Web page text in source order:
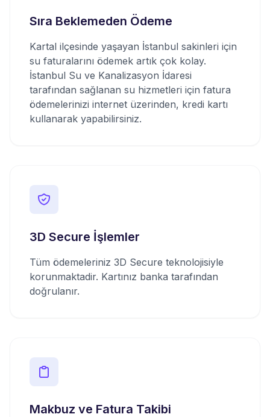
Sıra Beklemeden Ödeme
Kartal ilçesinde yaşayan İstanbul sakinleri için
su faturalarını ödemek artık çok kolay.
İstanbul Su ve Kanalizasyon İdaresi
tarafından sağlanan su hizmetleri için fatura
ödemelerinizi internet üzerinden, kredi kartı
kullanarak yapabilirsiniz.
3D Secure İşlemler
Tüm ödemeleriniz 3D Secure teknolojisiyle
korunmaktadir. Kartınız banka tarafından
doğrulanır.
Makbuz ve Fatura Takibi